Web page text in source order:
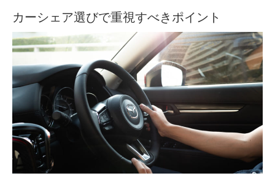
カーシェア選びで重視すべきポイント